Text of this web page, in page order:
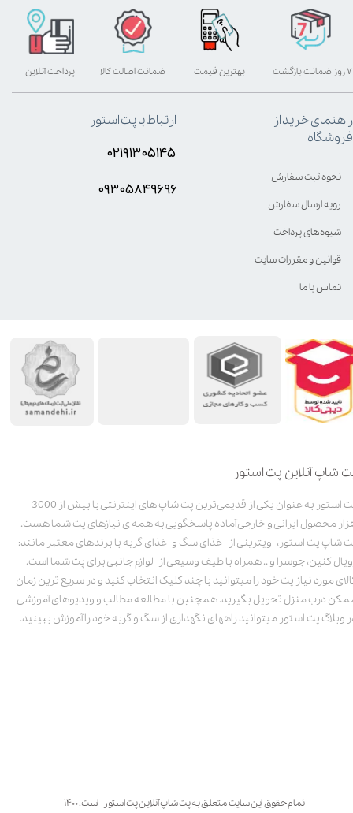
شاپ آنلاین پت استور
پت استور به عنوان یکی از قدیمی‌ترین پت شاپ های اینترنتی با بیش از 3000
محصول ایرانی و خارجی آماده پاسخگویی به همه ی نیازهای پت شما هست.
شاپ پت استور، ویترینی از غذای سگ و غذای گربه با برندهای معتبر مانند:
کنین، جوسرا و .. همراه با طیف وسیعی از لوازم جانبی برای پت شما است.
مورد نیاز پت خود را میتوانید با چند کلیک انتخاب کنید و در سریع ترین زمان
درب منزل تحویل بگیرید. همچنین با مطالعه مطالب و ویدیوهای آموزشی
وبلاگ پت استور میتوانید راههای نگهداری از سگ و گربه خود را آموزش ببینید.
تمام حقوق این سایت متعلق به پت شاپ آنلاین پت استور است. ۱۴۰۰
بهترین قیمت پرداخت آنلاین ۷ روز ضمانت بازگشت ضمانت اصالت کالا
راهنمای خرید از
فروشگاه
نحوه ثبت سفارش
رویه ارسال سفارش
شیوه‌های پرداخت
قوانین و مقررات سایت
تماس با ما
ارتباط با پت استور
۰۲۱۹۱۳۰۵۱۴۵
۰۹۳۰۵8۴9696